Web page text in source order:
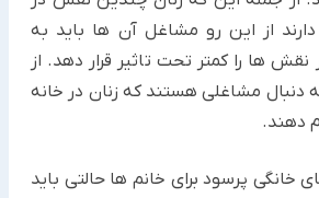
از این رو مشاغل آن ها باید به
ها را کمتر تحت تاثیر قرار دهد. از
دنبال مشاغلی هستند که زنان در خانه
دهند.
پرسود برای خانم ها حالتی باید